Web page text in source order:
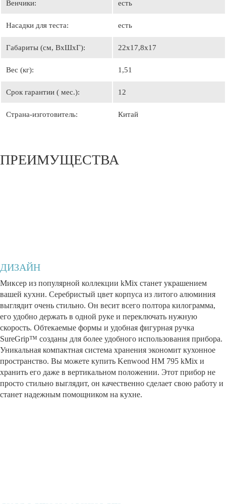
Венчики: есть
Насадки для теста: есть
Габариты (см, ВхШхГ): 22х17,8х17
Вес (кг): 1,51
Срок гарантии ( мес.): 12
Страна-изготовитель: Китай
ПРЕИМУЩЕСТВА
ДИЗАЙН
Миксер из популярной коллекции kMix станет украшением
вашей кухни. Серебристый цвет корпуса из литого алюминия
выглядит очень стильно. Он весит всего полтора килограмма,
его удобно держать в одной руке и переключать нужную
скорость. Обтекаемые формы и удобная фигурная ручка
SureGrip™ созданы для более удобного использования прибора.
Уникальная компактная система хранения экономит кухонное
пространство. Вы можете купить Kenwood HM 795 kMix и
хранить его даже в вертикальном положении. Этот прибор не
просто стильно выглядит, он качественно сделает свою работу и
станет надежным помощником на кухне.